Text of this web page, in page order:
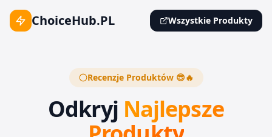
ChoiceHub.PL Wszystkie Produkty
Recenzje Produktów 😎🔥
Odkryj Najlepsze